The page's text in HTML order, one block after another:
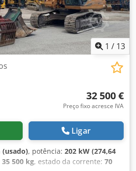
1 / 13
32 500 €
Preço fixo acresce IVA
Ligar
, potência: 202 kW (274,64
35 500 kg, estado da corrente: 70